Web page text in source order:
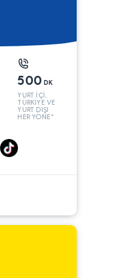
500 DK
YURT İÇİ,
TÜRKİYE VE
YURT DIŞI
HER YÖNE*